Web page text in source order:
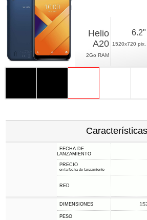
Helio
A20
2Go RAM
6.2"
1520x720 pix.
Características
FECHA DE
LANZAMIENTO
PRECIO
en la fecha de lanzamiento
RED
DIMENSIONES
PESO